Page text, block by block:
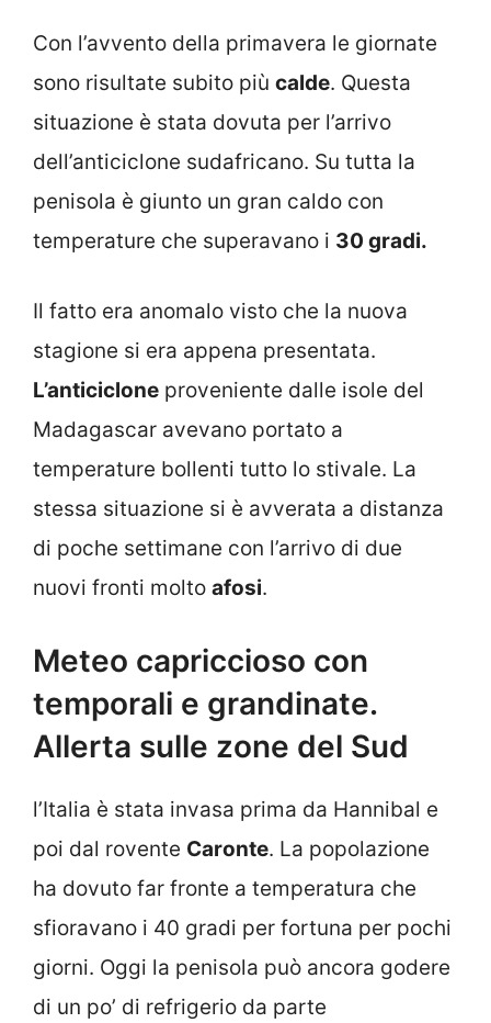
Con l’avvento della primavera le giornate
sono risultate subito più calde. Questa
situazione è stata dovuta per l’arrivo
dell’anticiclone sudafricano. Su tutta la
penisola è giunto un gran caldo con
temperature che superavano i 30 gradi.
Il fatto era anomalo visto che la nuova
stagione si era appena presentata.
L’anticiclone proveniente dalle isole del
Madagascar avevano portato a
temperature bollenti tutto lo stivale. La
stessa situazione si è avverata a distanza
di poche settimane con l’arrivo di due
nuovi fronti molto afosi.
Meteo capriccioso con
temporali e grandinate.
Allerta sulle zone del Sud
l’Italia è stata invasa prima da Hannibal e
poi dal rovente Caronte. La popolazione
ha dovuto far fronte a temperatura che
sfioravano i 40 gradi per fortuna per pochi
giorni. Oggi la penisola può ancora godere
di un po’ di refrigerio da parte